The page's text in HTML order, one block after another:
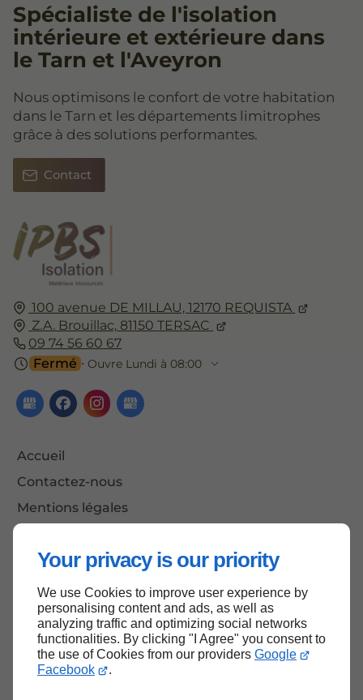
Your privacy is our priority
We use Cookies to improve user experience by
personalising content and ads, as well as
analyzing traffic and optimizing social networks
functionalities. By clicking "I Agree" you consent to
the use of Cookies from our providers Google
Facebook
.
100 avenue DE MILLAU,12170 REQUISTA
Z.A. Brouillac, 81150 TERSAC
09 74 56 60 67
Fermé ⋅ Ouvre Lundi à 08:00
Accueil
Contactez-nous
Mentions légales
Spécialiste de l'isolation
intérieure et extérieure dans
le Tarn et l'Aveyron
Nous optimisons le confort de votre habitation
dans le Tarn et les départements limitrophes
grâce à des solutions performantes.
Contact
Haut de page